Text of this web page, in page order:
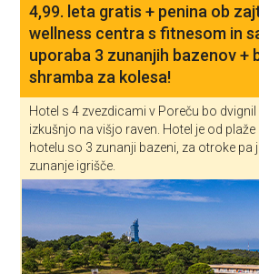
4,99. leta gratis + penina ob
wellness centra s fitnesom in
uporaba 3 zunanjih bazenov +
shramba za kolesa!
Hotel s 4 zvezdicami v Poreču bo
izkušnjo na višjo raven. Hotel je od
hotelu so 3 zunanji bazeni, za otroke pa
zunanje igrišče.